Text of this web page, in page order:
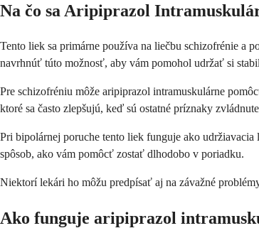
Na čo sa Aripiprazol
Tento liek sa primárne používa na liečbu schizofrénie a
navrhnúť túto možnosť, aby vám pomohol udržať si
Pre schizofréniu môže aripiprazol intramuskulárne
ktoré sa často zlepšujú, keď sú ostatné príznaky
Pri bipolárnej poruche tento liek funguje ako
spôsob, ako vám pomôcť zostať dlhodobo v poriadku.
Niektorí lekári ho môžu predpísať aj na závažné
Ako funguje aripiprazol